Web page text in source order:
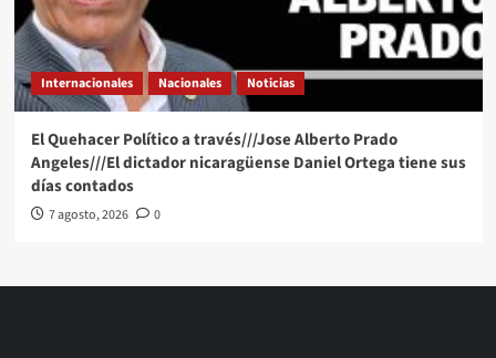
Internacionales Nacionales Noticias
El Quehacer Político a través///Jose Alberto Prado
Angeles///El dictador nicaragüense Daniel Ortega tiene sus
días contados
7 agosto, 2026 0